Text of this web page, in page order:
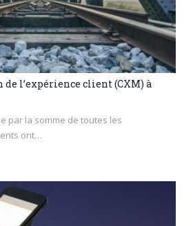
l’expérience client (CXM) à
par la somme de toutes les
ont…